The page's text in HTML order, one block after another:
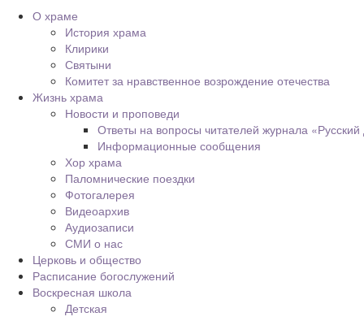
О храме
История храма
Клирики
Святыни
Комитет за нравственное возрождение отечества
Жизнь храма
Новости и проповеди
Ответы на вопросы читателей журнала
Информационные сообщения
Хор храма
Паломнические поездки
Фотогалерея
Видеоархив
Аудиозаписи
СМИ о нас
Церковь и общество
Расписание богослужений
Воскресная школа
Детская